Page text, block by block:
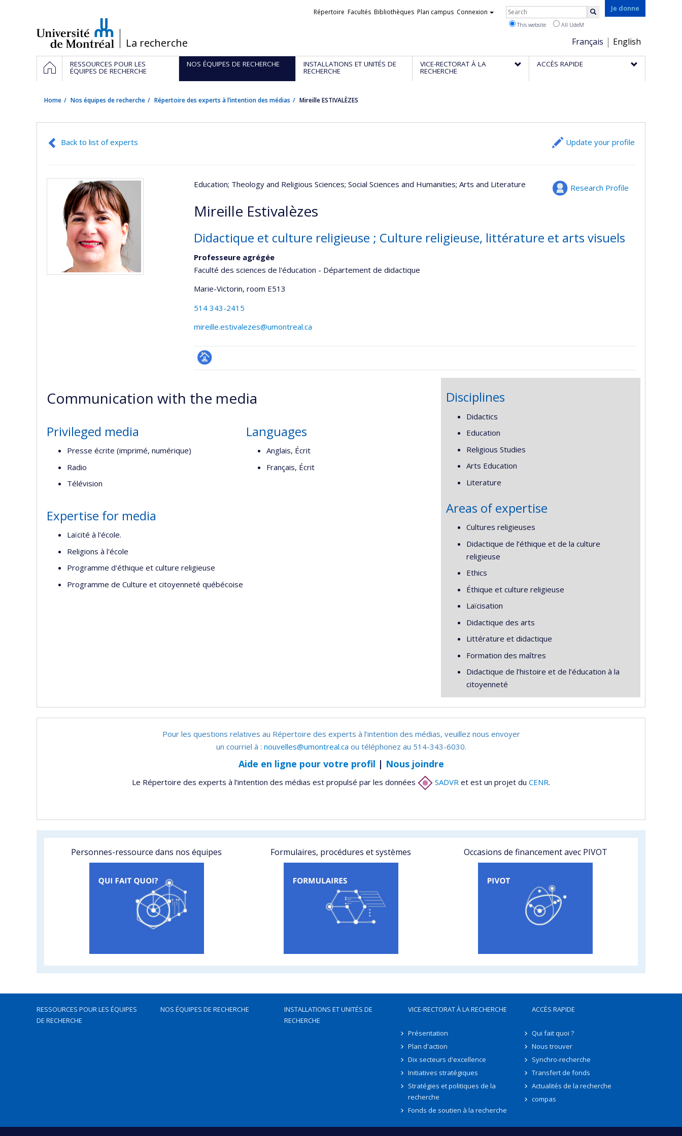
/La recherche
Je donne
Choix
de
la
Français English
Liens
Répertoire Facultés Bibliothèques Plan campus Connexion Rechercher
This website All UdeM
Navigation
principale
HOMERESSOURCES POUR LES
ÉQUIPES DE RECHERCHE
NOS ÉQUIPES DE RECHERCHE INSTALLATIONS ET UNITÉS DE
RECHERCHE
VICE-RECTORAT À LA
RECHERCHE
ACCÈS RAPIDE
Home Nos équipes de recherche Répertoire des experts à l’intention des médias Mireille ESTIVALÈZES
Back to list of experts Update your profile
Research Profile
Education; Theology and Religious Sciences; Social Sciences and Humanities; Arts and Literature
Mireille Estivalèzes
Didactique et culture religieuse ; Culture religieuse, littérature et arts visuels
Professeure agrégée
Faculté des sciences de l'éducation - Département de didactique
Marie-Victorin, room E513
514 343-2415
mireille.estivalezes@umontreal.ca
Page
(faculté,département,école)
Communication with the media
Privileged media
Presse écrite (imprimé, numérique)
Radio
Télévision
Languages
Anglais, Écrit
Français, Écrit
Expertise for media
Laïcité à l'école.
Religions à l'école
Programme d'éthique et culture religieuse
Programme de Culture et citoyenneté québécoise
Disciplines
Didactics
Education
Religious Studies
Arts Education
Literature
Areas of expertise
Cultures religieuses
Didactique de l’éthique et de la culture
religieuse
Ethics
Éthique et culture religieuse
Laïcisation
Didactique des arts
Littérature et didactique
Formation des maîtres
Didactique de l’histoire et de l’éducation à la
citoyenneté
Pour les questions relatives au Répertoire des experts à l’intention des médias, veuillez nous envoyer
un courriel à : nouvelles@umontreal.ca ou téléphonez au 514-343-6030.
Aide en ligne pour votre profil | Nous joindre
Le Répertoire des experts à l’intention des médias est propulsé par les données SADVR et est un projet du CENR.
Personnes-ressource dans nos équipes Formulaires, procédures et systèmes Occasions de financement avec PIVOT
RESSOURCES POUR LES ÉQUIPES
DE RECHERCHE
NOS ÉQUIPES DE RECHERCHE
INSTALLATIONS ET UNITÉS DE
RECHERCHE
VICE-RECTORAT À LA RECHERCHE
Présentation
Plan d'action
Dix secteurs d'excellence
Initiatives stratégiques
Stratégies et politiques de la
recherche
Fonds de soutien à la recherche
ACCÈS RAPIDE
Qui fait quoi ?
Nous trouver
Synchro-recherche
Transfert de fonds
Actualités de la recherche
compas